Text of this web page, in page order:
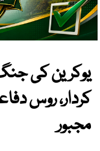
یوکرین کی
کردار، روس
مجبور